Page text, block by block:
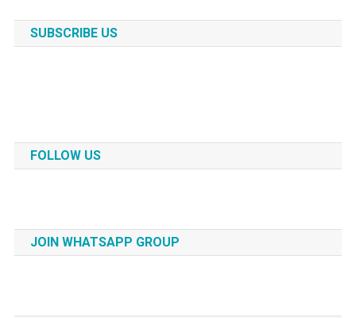
SUBSCRIBE US
FOLLOW US
JOIN WHATSAPP GROUP